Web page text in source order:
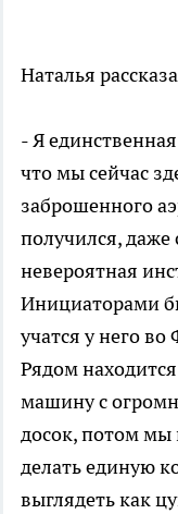
Наталья
- Я
что мы сейчас
заброшенного
получился, даже
невероятная
Инициаторами
учатся у него
Рядом
машину с
досок, потом мы
делать единую
выглядеть как